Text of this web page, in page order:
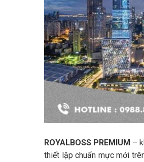
ROYALBOSS PREMIUM –
thiết lập chuẩn mực mới